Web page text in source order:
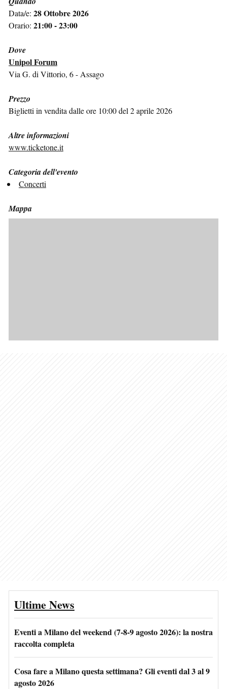
Data/e: 28 Ottobre 2026
Orario: 21:00 - 23:00
Dove
Unipol Forum
Via G. di Vittorio, 6 - Assago
Prezzo
Biglietti in vendita dalle ore 10:00 del 2 aprile 2026
Altre informazioni
www.ticketone.it
Categoria dell'evento
Concerti
Mappa
Ultime News
Eventi a Milano del weekend (7-8-9 agosto 2026): la nostra
raccolta completa
Cosa fare a Milano questa settimana? Gli eventi dal 3 al 9
agosto 2026